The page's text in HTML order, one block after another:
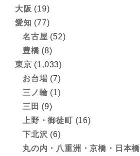
大阪 (19)
愛知 (77)
名古屋 (52)
豊橋 (8)
東京 (1,033)
お台場 (7)
三ノ輪 (1)
三田 (9)
上野・御徒町 (16)
下北沢 (6)
丸の内・八重洲・京橋・日本橋